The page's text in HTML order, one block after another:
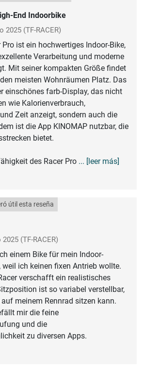
End Indoorbike
2025 (TF-RACER)
Pro ist ein hochwertiges Indoor-Bike,
Verarbeitung und moderne
Mit seiner kompakten Größe findet
meisten Wohnräumen Platz. Das
einschönes farb-Display, das nicht
wie Kalorienverbrauch,
Zeit anzeigt, sondern auch die
ist die App KINOMAP nutzbar, die
bietet.
des Racer Pro ... [leer más]
útil esta reseña
2025 (TF-RACER)
einem Bike für mein Indoor-
ich keinen fixen Antrieb wollte.
verschafft ein realistisches
ist so variabel verstellbar,
meinem Rennrad sitzen kann.
mir die feine
und die
zu diversen Apps.